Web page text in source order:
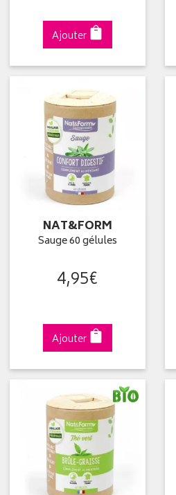
Ajouter
NAT&FORM
Sauge 60 gélules
4,95€
Ajouter